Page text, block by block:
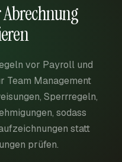
vor Payroll und
Team Management
Sperrregeln,
sodass
statt
prüfen.